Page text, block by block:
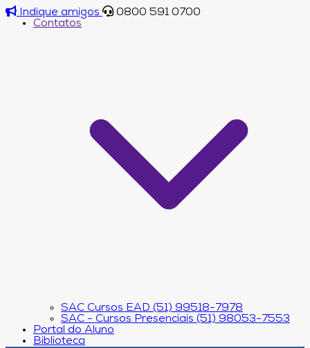
Indique amigos
0800 591 0700
Contatos
SAC Cursos EAD (51) 99518-7978
SAC - Cursos Presenciais (51) 98053-7553
Portal do Aluno
Biblioteca